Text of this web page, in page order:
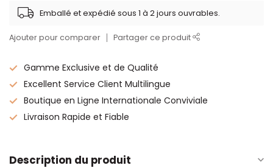
Emballé et expédié sous 1 à 2 jours ouvrables.
Ajouter pour comparer Partager ce produit
Gamme Exclusive et de Qualité
Excellent Service Client Multilingue
Boutique en Ligne Internationale Conviviale
Livraison Rapide et Fiable
Description du produit